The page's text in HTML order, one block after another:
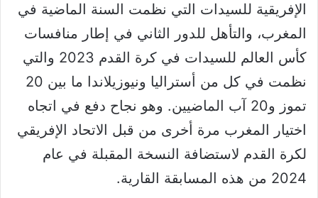
الإفريقية للسيدات التي نظمت السنة الماضية في
المغرب، والتأهل للدور الثاني في إطار منافسات
كأس العالم للسيدات في كرة القدم 2023 والتي
نظمت في كل من أستراليا ونيوزيلاندا ما بين 20
تموز و20 آب الماضيين. وهو نجاح دفع في اتجاه
اختيار المغرب مرة أخرى من قبل الاتحاد الإفريقي
لكرة القدم لاستضافة النسخة المقبلة في عام
2024 من هذه المسابقة القارية.